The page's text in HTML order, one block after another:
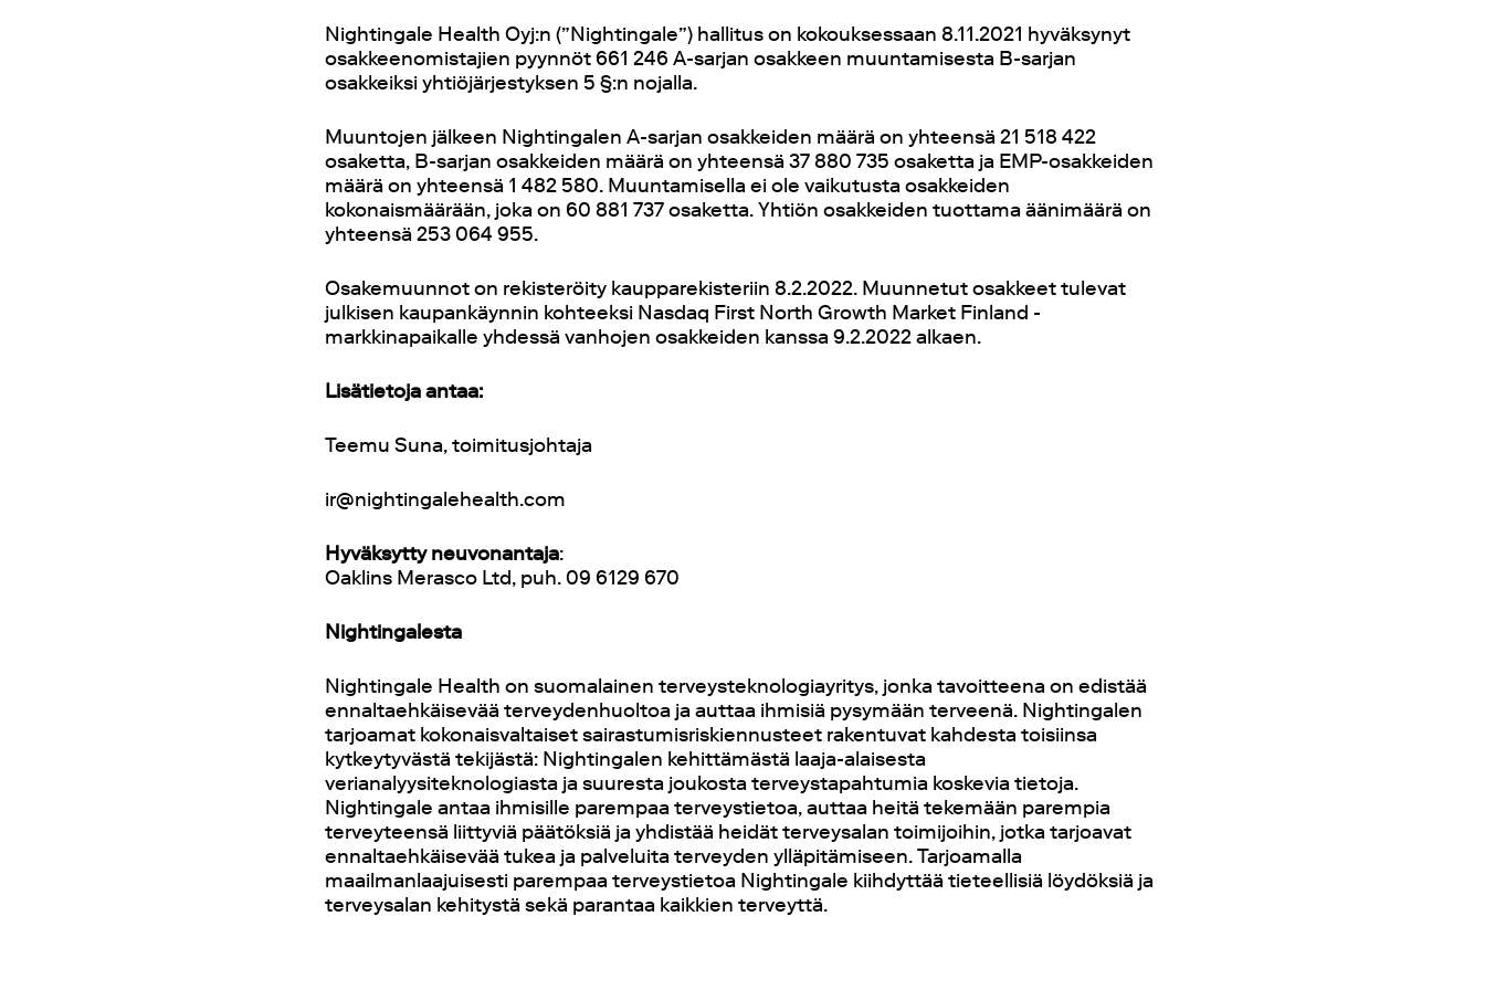
Nightingale Health Oyj:n (”Nightingale”) hallitus on kokouksessaan 8.11.2021 hyväksynyt
osakkeenomistajien pyynnöt 661 246 A-sarjan osakkeen muuntamisesta B-sarjan
osakkeiksi yhtiöjärjestyksen 5 §:n nojalla.
Muuntojen jälkeen Nightingalen A-sarjan osakkeiden määrä on yhteensä 21 518 422
osaketta, B-sarjan osakkeiden määrä on yhteensä 37 880 735 osaketta ja EMP-osakkeiden
määrä on yhteensä 1 482 580. Muuntamisella ei ole vaikutusta osakkeiden
kokonaismäärään, joka on 60 881 737 osaketta. Yhtiön osakkeiden tuottama äänimäärä on
yhteensä 253 064 955.
Osakemuunnot on rekisteröity kaupparekisteriin 8.2.2022. Muunnetut osakkeet tulevat
julkisen kaupankäynnin kohteeksi Nasdaq First North Growth Market Finland -
markkinapaikalle yhdessä vanhojen osakkeiden kanssa 9.2.2022 alkaen.
Lisätietoja antaa:
Teemu Suna, toimitusjohtaja
ir@nightingalehealth.com
Hyväksytty neuvonantaja:
Oaklins Merasco Ltd, puh. 09 6129 670
Nightingalesta
Nightingale Health on suomalainen terveysteknologiayritys, jonka tavoitteena on edistää
ennaltaehkäisevää terveydenhuoltoa ja auttaa ihmisiä pysymään terveenä. Nightingalen
tarjoamat kokonaisvaltaiset sairastumisriskiennusteet rakentuvat kahdesta toisiinsa
kytkeytyvästä tekijästä: Nightingalen kehittämästä laaja-alaisesta
verianalyysiteknologiasta ja suuresta joukosta terveystapahtumia koskevia tietoja.
Nightingale antaa ihmisille parempaa terveystietoa, auttaa heitä tekemään parempia
terveyteensä liittyviä päätöksiä ja yhdistää heidät terveysalan toimijoihin, jotka tarjoavat
ennaltaehkäisevää tukea ja palveluita terveyden ylläpitämiseen. Tarjoamalla
maailmanlaajuisesti parempaa terveystietoa Nightingale kiihdyttää tieteellisiä löydöksiä ja
terveysalan kehitystä sekä parantaa kaikkien terveyttä.